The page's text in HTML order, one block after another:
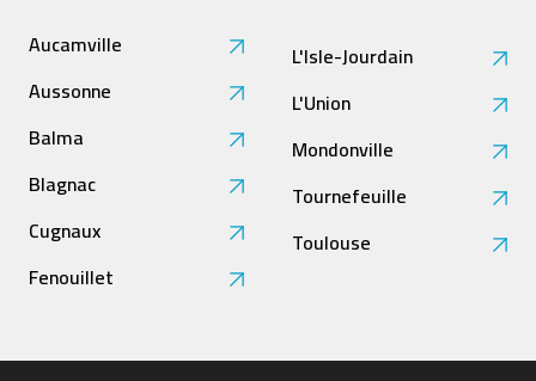
Aucamville
Aussonne
Balma
Blagnac
Cugnaux
Fenouillet
L'Isle-Jourdain
L'Union
Mondonville
Tournefeuille
Toulouse